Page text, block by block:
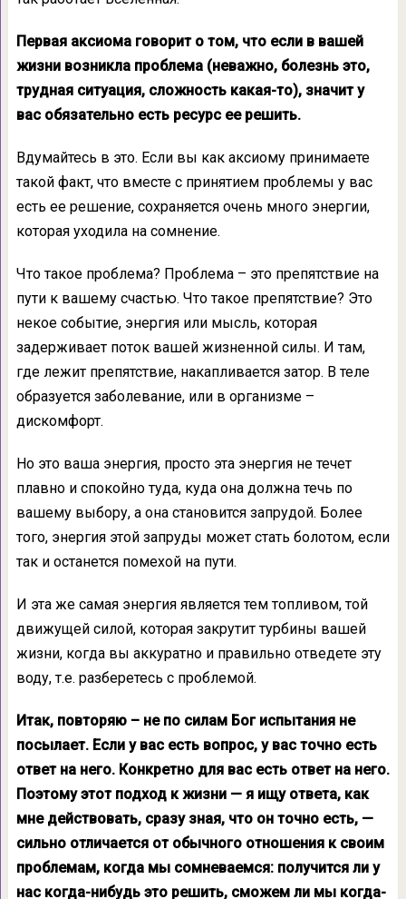
Первая аксиома говорит о том, что если в вашей
жизни возникла проблема (неважно, болезнь это,
трудная ситуация, сложность какая-то), значит у
вас обязательно есть ресурс ее решить.
Вдумайтесь в это. Если вы как аксиому принимаете
такой факт, что вместе с принятием проблемы у вас
есть ее решение, сохраняется очень много энергии,
которая уходила на сомнение.
Что такое проблема? Проблема – это препятствие на
пути к вашему счастью. Что такое препятствие? Это
некое событие, энергия или мысль, которая
задерживает поток вашей жизненной силы. И там,
где лежит препятствие, накапливается затор. В теле
образуется заболевание, или в организме –
дискомфорт.
Но это ваша энергия, просто эта энергия не течет
плавно и спокойно туда, куда она должна течь по
вашему выбору, а она становится запрудой. Более
того, энергия этой запруды может стать болотом, если
так и останется помехой на пути.
И эта же самая энергия является тем топливом, той
движущей силой, которая закрутит турбины вашей
жизни, когда вы аккуратно и правильно отведете эту
воду, т.е. разберетесь с проблемой.
Итак, повторяю – не по силам Бог испытания не
посылает. Если у вас есть вопрос, у вас точно есть
ответ на него. Конкретно для вас есть ответ на него.
Поэтому этот подход к жизни — я ищу ответа, как
мне действовать, сразу зная, что он точно есть, —
сильно отличается от обычного отношения к своим
проблемам, когда мы сомневаемся: получится ли у
нас когда-нибудь это решить, сможем ли мы когда-